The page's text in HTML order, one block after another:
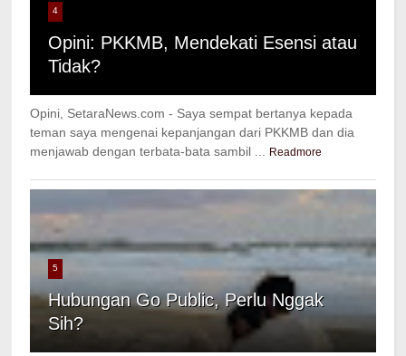
4
Opini: PKKMB, Mendekati Esensi atau
Tidak?
Opini, SetaraNews.com - Saya sempat bertanya kepada
teman saya mengenai kepanjangan dari PKKMB dan dia
menjawab dengan terbata-bata sambil ...
Readmore
5
Hubungan Go Public, Perlu Nggak
Sih?